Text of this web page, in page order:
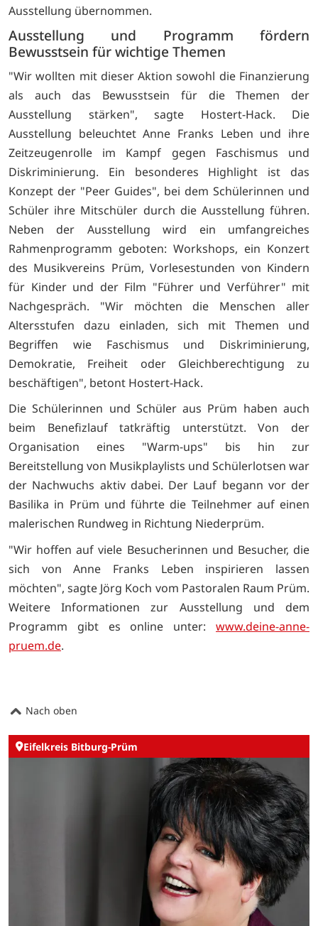
Ausstellung übernommen.
Ausstellung und Programm fördern
Bewusstsein für wichtige Themen
"Wir wollten mit dieser Aktion sowohl die Finanzierung
als auch das Bewusstsein für die Themen der
Ausstellung stärken", sagte Hostert-Hack. Die
Ausstellung beleuchtet Anne Franks Leben und ihre
Zeitzeugenrolle im Kampf gegen Faschismus und
Diskriminierung. Ein besonderes Highlight ist das
Konzept der "Peer Guides", bei dem Schülerinnen und
Schüler ihre Mitschüler durch die Ausstellung führen.
Neben der Ausstellung wird ein umfangreiches
Rahmenprogramm geboten: Workshops, ein Konzert
des Musikvereins Prüm, Vorlesestunden von Kindern
für Kinder und der Film "Führer und Verführer" mit
Nachgespräch. "Wir möchten die Menschen aller
Altersstufen dazu einladen, sich mit Themen und
Begriffen wie Faschismus und Diskriminierung,
Demokratie, Freiheit oder Gleichberechtigung zu
beschäftigen", betont Hostert-Hack.
Die Schülerinnen und Schüler aus Prüm haben auch
beim Benefizlauf tatkräftig unterstützt. Von der
Organisation eines "Warm-ups" bis hin zur
Bereitstellung von Musikplaylists und Schülerlotsen war
der Nachwuchs aktiv dabei. Der Lauf begann vor der
Basilika in Prüm und führte die Teilnehmer auf einen
malerischen Rundweg in Richtung Niederprüm.
"Wir hoffen auf viele Besucherinnen und Besucher, die
sich von Anne Franks Leben inspirieren lassen
möchten", sagte Jörg Koch vom Pastoralen Raum Prüm.
Weitere Informationen zur Ausstellung und dem
Programm gibt es online unter: www.deine-anne-
pruem.de.
Nach oben
Eifelkreis Bitburg-Prüm